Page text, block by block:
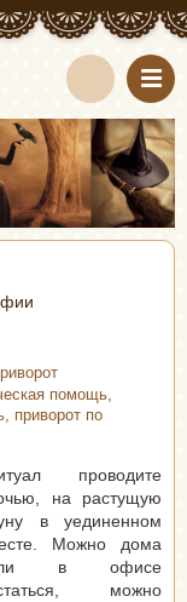
помощь,
, приворот по
проводите
на растущую
в уединенном
Можно дома
в офисе
можно